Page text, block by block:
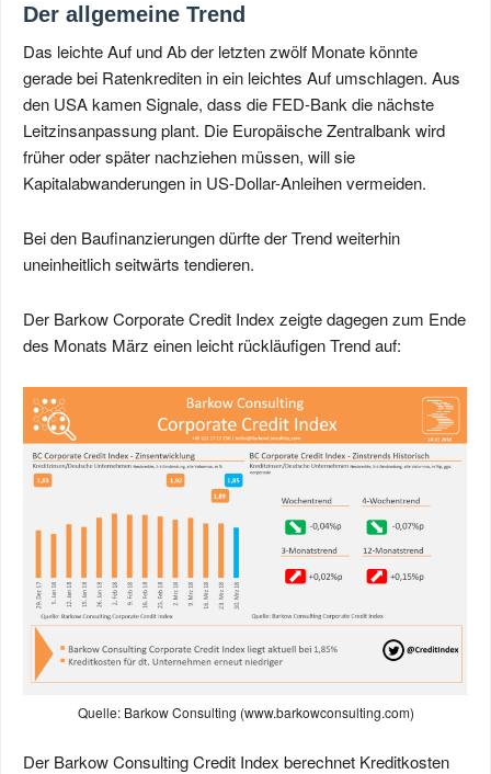
Der allgemeine Trend
Das leichte Auf und Ab der letzten zwölf Monate könnte
gerade bei Ratenkrediten in ein leichtes Auf umschlagen. Aus
den USA kamen Signale, dass die FED-Bank die nächste
Leitzinsanpassung plant. Die Europäische Zentralbank wird
früher oder später nachziehen müssen, will sie
Kapitalabwanderungen in US-Dollar-Anleihen vermeiden.
Bei den Baufinanzierungen dürfte der Trend weiterhin
uneinheitlich seitwärts tendieren.
Der Barkow Corporate Credit Index zeigte dagegen zum Ende
des Monats März einen leicht rückläufigen Trend auf:
Quelle: Barkow Consulting (www.barkowconsulting.com)
Der Barkow Consulting Credit Index berechnet Kreditkosten